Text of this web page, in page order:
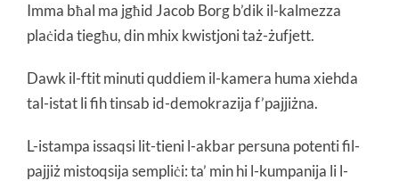
Imma bħal ma jgħid Jacob Borg b’dik il-kalmezza
plaċida tiegħu, din mhix kwistjoni taż-żufjett.
Dawk il-ftit minuti quddiem il-kamera huma xiehda
tal-istat li fih tinsab id-demokrazija f’pajjiżna.
L-istampa issaqsi lit-tieni l-akbar persuna potenti fil-
pajjiż mistoqsija sempliċi: ta’ min hi l-kumpanija li l-